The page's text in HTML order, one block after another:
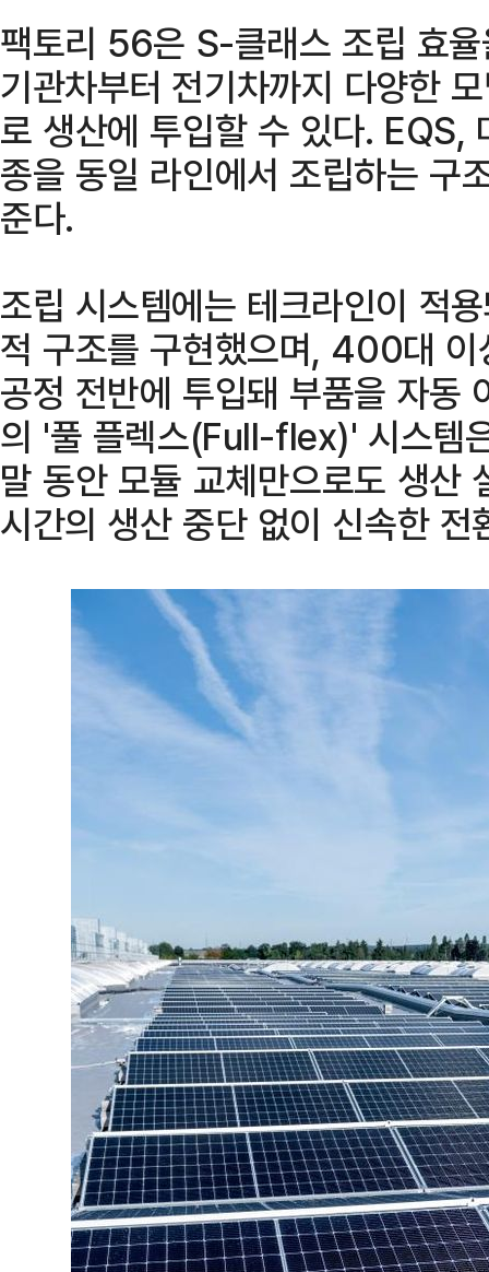
팩토리 56은 S-클래스 조립 효
기관차부터 전기차까지 다양한
로 생산에 투입할 수 있다. EQS,
종을 동일 라인에서 조립하는 구
준다.
조립 시스템에는 테크라인이 적
적 구조를 구현했으며, 400대
공정 전반에 투입돼 부품을 자동
의 '풀 플렉스(Full-flex)' 시스템
말 동안 모듈 교체만으로도 생산
시간의 생산 중단 없이 신속한 전